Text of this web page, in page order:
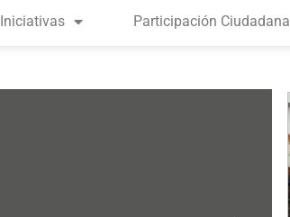
Iniciativas Participación Ciudadana